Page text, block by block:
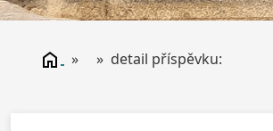
» » detail příspěvku: